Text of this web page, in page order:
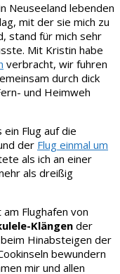
Neuseeland lebenden
mit der sie mich zu
stand für mich sehr
Mit Kristin habe
verbracht, wir fuhren
durch dick
und Heimweh
Flug auf die
der Flug einmal um
als ich an einer
als dreißig
Flughafen von
Klängen der
Hinabsteigen der
bewundern
mir und allen